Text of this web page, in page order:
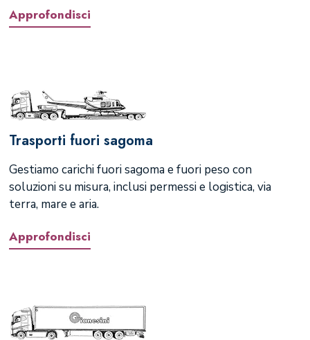
Approfondisci
Trasporti fuori sagoma
Gestiamo carichi fuori sagoma e fuori peso con
soluzioni su misura, inclusi permessi e logistica, via
terra, mare e aria.
Approfondisci